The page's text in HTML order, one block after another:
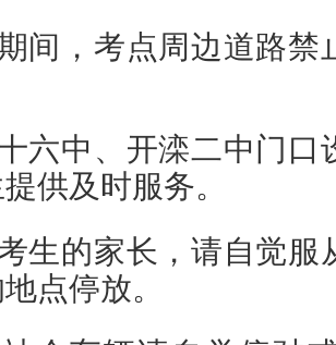
间，考点周边道路禁
六中、开滦二中门口
供及时服务。
生的家长，请自觉服
点停放。